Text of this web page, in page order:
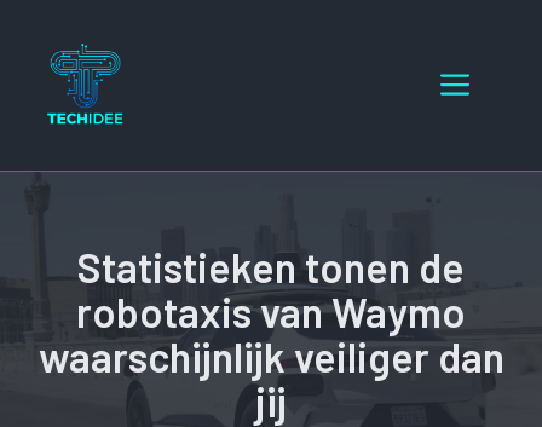
inhoud
Menu
Statistieken tonen de
robotaxis van Waymo
waarschijnlijk veiliger dan
jij